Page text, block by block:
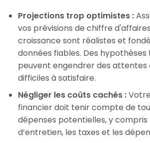
Projections trop optimistes :
vos prévisions de chiffre
croissance sont réalistes et
données fiables. Des
peuvent engendrer des attentes
difficiles à satisfaire.
Négliger les coûts cachés :
financier doit tenir compte de
dépenses potentielles, y compris
d’entretien, les taxes et les